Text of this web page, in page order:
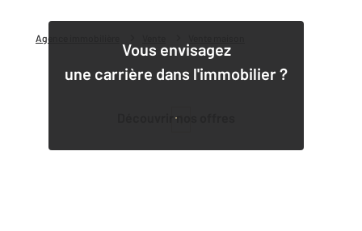
Agence immobilière
Vous envisagez
une carrière dans l'immobilier ?
Découvrir nos offres